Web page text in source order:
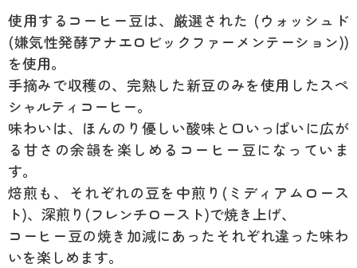
使用するコーヒー豆は、厳選された (ウォッシュド
(嫌気性発酵アナエロビックファーメンテーション))
を使用。
手摘みで収穫の、完熟した新豆のみを使用したスペ
シャルティコーヒー。
味わいは、ほんのり優しい酸味と口いっぱいに広が
る甘さの余韻を楽しめるコーヒー豆になっていま
す。
焙煎も、それぞれの豆を中煎り(ミディアムロース
ト)、深煎り(フレンチロースト)で焼き上げ、
コーヒー豆の焼き加減にあったそれぞれ違った味わ
いを楽しめます。